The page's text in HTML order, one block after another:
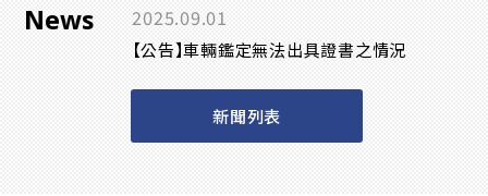
News 2025.09.01
【公告】車輛鑑定無法出具證書之情況
新聞列表